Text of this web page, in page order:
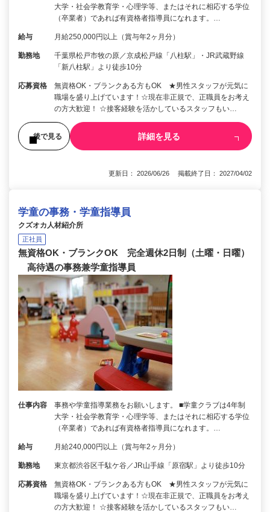
大学・社会学教育学・心理学等、またはそれに相応する学位
（卒業者）であれば有資格者指導員になれます。…
給与 月給250,000円以上（賞与年2ヶ月分）
勤務地
千葉県松戸市牧の原／京成松戸線「八柱駅」・JR武蔵野線
「新八柱駅」より徒歩10分
応募資格
無資格OK・ブランクある方もOK ★男性スタッフが元気に
職場を盛り上げています！☆現在非正規で、正職員をお考え
の方大歓迎！ ☆接客経験を活かしているスタッフもい…
後で見る 詳細を見る
更新日： 2026/06/26 掲載終了日： 2027/04/02
学童の事務・学童指導員
クズオカ人材紹介所
正社員
無資格OK・ブランクOK 完全週休2日制（土曜・日曜）
高待遇の事務兼学童指導員
仕事内容
事務や学童指導業務をお願いします。 ■学童クラブは4年制
大学・社会学教育学・心理学等、またはそれに相応する学位
（卒業者）であれば有資格者指導員になれます。…
給与 月給240,000円以上（賞与年2ヶ月分）
勤務地 東京都渋谷区千駄ケ谷／JR山手線「原宿駅」より徒歩10分
応募資格
無資格OK・ブランクある方もOK ★男性スタッフが元気に
職場を盛り上げています！☆現在非正規で、正職員をお考え
の方大歓迎！ ☆接客経験を活かしているスタッフもい…